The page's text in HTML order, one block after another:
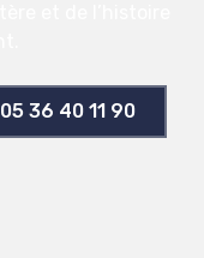
05 36 40 11 90